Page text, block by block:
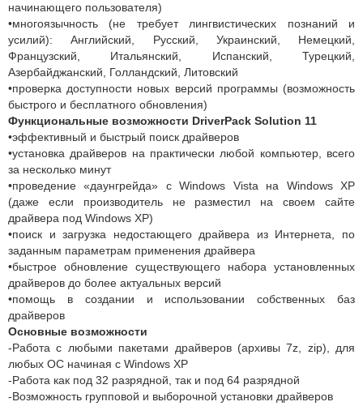
начинающего пользователя)
•многоязычность (не требует лингвистических познаний и
усилий): Английский, Русский, Украинский, Немецкий,
Французский, Итальянский, Испанский, Турецкий,
Азербайджанский, Голландский, Литовский
•проверка доступности новых версий программы (возможность
быстрого и бесплатного обновления)
Функциональные возможности DriverPack Solution 11
•эффективный и быстрый поиск драйверов
•установка драйверов на практически любой компьютер, всего
за несколько минут
•проведение «даунгрейда» с Windows Vista на Windows XP
(даже если производитель не разместил на своем сайте
драйвера под Windows XP)
•поиск и загрузка недостающего драйвера из Интернета, по
заданным параметрам применения драйвера
•быстрое обновление существующего набора установленных
драйверов до более актуальных версий
•помощь в создании и использовании собственных баз
драйверов
Основные возможности
-Работа с любыми пакетами драйверов (архивы 7z, zip), для
любых ОС начиная с Windows XP
-Работа как под 32 разрядной, так и под 64 разрядной
-Возможность групповой и выборочной установки драйверов